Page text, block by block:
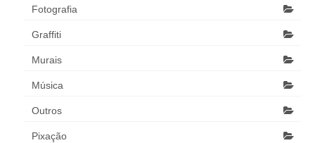
Fotografia
Graffiti
Murais
Música
Outros
Pixação